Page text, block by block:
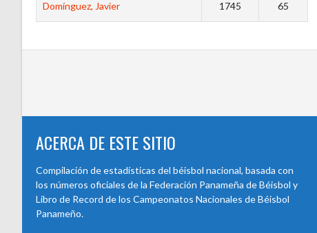
Domínguez, Javier 1745 65
ACERCA DE ESTE SITIO
Compilación de estadísticas del béisbol nacional, basada con
los números oficiales de la Federación Panameña de Béisbol y
Libro de Record de los Campeonatos Nacionales de Béisbol
Panameño.